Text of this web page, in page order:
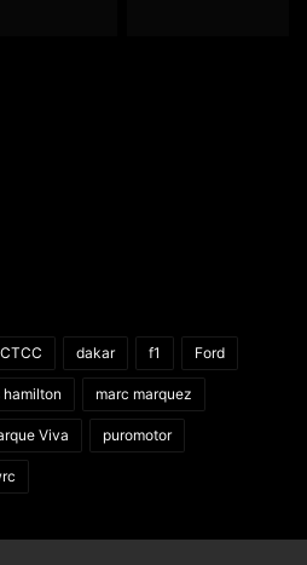
CTCC dakar f1 Ford
hamilton marc marquez
Viva puromotor